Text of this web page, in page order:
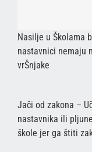
Nasilje u Školama
nastavnici nemaju
vrŠnjake
Jači od zakona –
nastavnika ili
škole jer ga štiti